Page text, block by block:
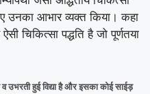
उनका आभार व्यक्त किया। कहा
चिकित्सा पद्धति है जो पूर्णतया
व उभरती हुई विद्या है और इसका कोई साईड़